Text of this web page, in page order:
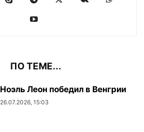
ПО ТЕМЕ...
Ноэль Леон победил в Венгрии
26.07.2026, 15:03